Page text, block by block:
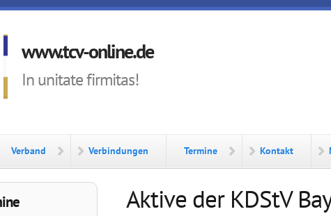
www.tcv-online.de
In unitate firmitas!
Verband Verbindungen Termine Kontakt
Aktive der KDStV